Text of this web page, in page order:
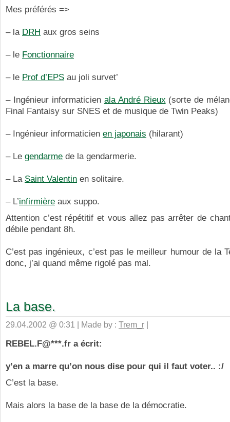
Mes préférés =>
– la DRH aux gros seins
– le Fonctionnaire
– le Prof d’EPS au joli survet’
– Ingénieur informaticien ala André Rieux (sorte de
Final Fantaisy sur SNES et de musique de Twin Peaks)
– Ingénieur informaticien en japonais (hilarant)
– Le gendarme de la gendarmerie.
– La Saint Valentin en solitaire.
– L’infirmière aux suppo.
Attention c’est répétitif et vous allez pas arrêter de
débile pendant 8h.
C’est pas ingénieux, c’est pas le meilleur humour de la
donc, j’ai quand même rigolé pas mal.
La base.
29.04.2002 @ 0:31 | Made by : Trem_r |
REBEL.F@***.fr a écrit:
y’en a marre qu’on nous dise pour qui il faut voter.. :/
C’est la base.
Mais alors la base de la base de la démocratie.